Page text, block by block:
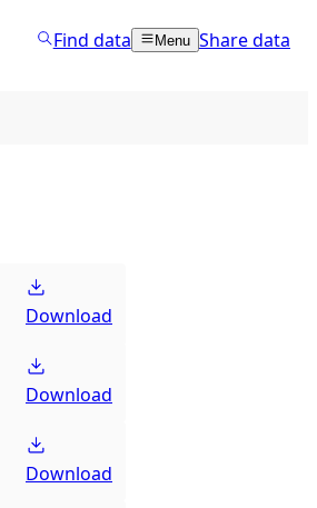
Find data Menu Share data
Download
Download
Download